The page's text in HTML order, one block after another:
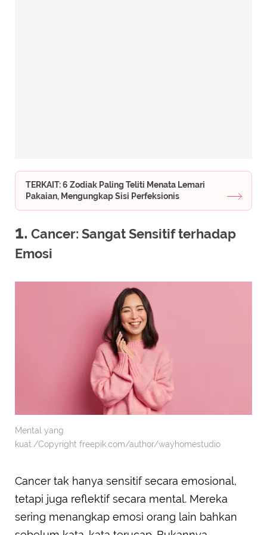
TERKAIT: 6 Zodiak Paling Teliti Menata Lemari
Pakaian, Mengungkap Sisi Perfeksionis
1. Cancer: Sangat Sensitif terhadap
Emosi
Mental yang
kuat./Copyright freepik.com/author/wayhomestudio
Cancer tak hanya sensitif secara emosional,
tetapi juga reflektif secara mental. Mereka
sering menangkap emosi orang lain bahkan